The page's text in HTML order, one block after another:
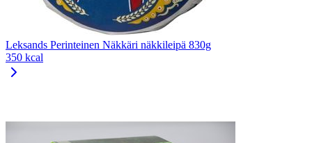
Leksands Perinteinen Näkkäri näkkileipä 830g
350 kcal